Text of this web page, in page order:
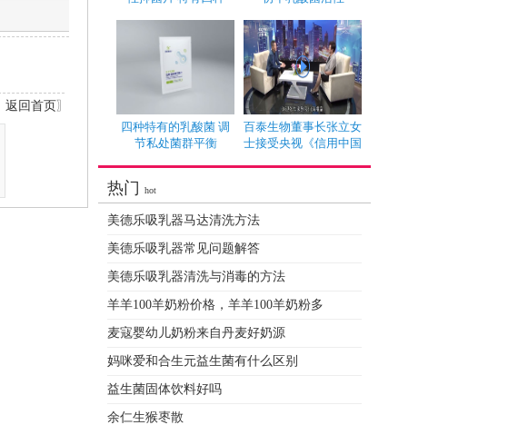
返回首页〗
四种特有的乳酸菌 调
节私处菌群平衡
百泰生物董事长张立女
士接受央视《信用中国
热门 hot
美德乐吸乳器马达清洗方法
美德乐吸乳器常见问题解答
美德乐吸乳器清洗与消毒的方法
羊羊100羊奶粉价格，羊羊100羊奶粉多
麦寇婴幼儿奶粉来自丹麦好奶源
妈咪爱和合生元益生菌有什么区别
益生菌固体饮料好吗
余仁生猴枣散